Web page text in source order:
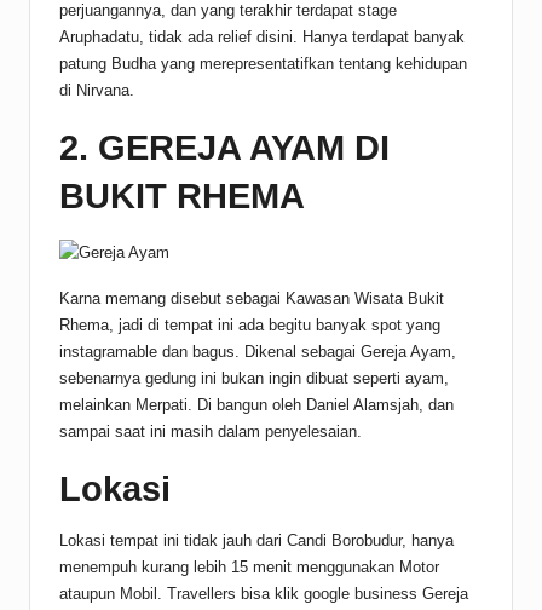
perjuangannya, dan yang terakhir terdapat stage
Aruphadatu, tidak ada relief disini. Hanya terdapat banyak
patung Budha yang merepresentatifkan tentang kehidupan
di Nirvana.
2. GEREJA AYAM DI
BUKIT RHEMA
Karna memang disebut sebagai Kawasan Wisata Bukit
Rhema, jadi di tempat ini ada begitu banyak spot yang
instagramable dan bagus. Dikenal sebagai Gereja Ayam,
sebenarnya gedung ini bukan ingin dibuat seperti ayam,
melainkan Merpati. Di bangun oleh Daniel Alamsjah, dan
sampai saat ini masih dalam penyelesaian.
Lokasi
Lokasi tempat ini tidak jauh dari Candi Borobudur, hanya
menempuh kurang lebih 15 menit menggunakan Motor
ataupun Mobil. Travellers bisa klik google business Gereja